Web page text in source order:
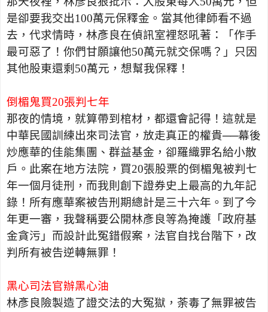
是卻要我交出100萬元保釋金。當其他律師看不過
去，代求情時，林彥良在偵訊室裡怒吼著：「作手
最可惡了！你們甘願讓他50萬元就交保嗎？」只因
其他股東還剩 50萬元，想幫我保釋！
倒楣鬼買20張判七年
那夜的情境，就算帶到棺材，都還會記得！這就是
中華民國訓練出來司法官，放走真正的權貴──幕後
炒應華的佳能集團、群益基金，卻羅織罪名給小散
戶。此案在地方法院，買20張股票的倒楣鬼被判七
年一個月徒刑，而我則創下證券史上最高的九年記
錄！所有應華案被告刑期總計是三十六年。到了今
年更一審，我聲稱要公開林彥良等為掩護「政府基
金貪污」而設計此冤錯假案，法官自找台階下，改
判所有被告逆轉無罪！
黑心司法官辦黑心油
林彥良險製造了證交法的大冤獄，荼毒了無罪被告